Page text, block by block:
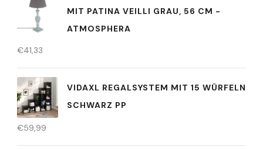
IT PATINA VEILLI GRAU, 56 CM - A
TMOSPHERA
€41,33
VIDAXL REGALSYSTEM MIT 15 WÜRFELN
SCHWARZ PP
€59,99